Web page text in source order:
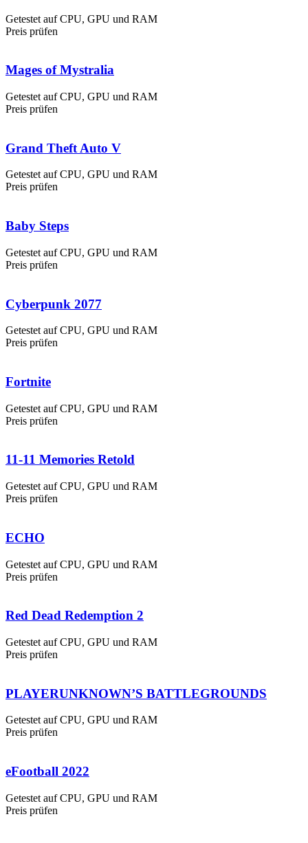
Getestet auf CPU, GPU und RAM
Preis prüfen
Mages of Mystralia
Getestet auf CPU, GPU und RAM
Preis prüfen
Grand Theft Auto V
Getestet auf CPU, GPU und RAM
Preis prüfen
Baby Steps
Getestet auf CPU, GPU und RAM
Preis prüfen
Cyberpunk 2077
Getestet auf CPU, GPU und RAM
Preis prüfen
Fortnite
Getestet auf CPU, GPU und RAM
Preis prüfen
11-11 Memories Retold
Getestet auf CPU, GPU und RAM
Preis prüfen
ECHO
Getestet auf CPU, GPU und RAM
Preis prüfen
Red Dead Redemption 2
Getestet auf CPU, GPU und RAM
Preis prüfen
PLAYERUNKNOWN’S BATTLEGROUNDS
Getestet auf CPU, GPU und RAM
Preis prüfen
eFootball 2022
Getestet auf CPU, GPU und RAM
Preis prüfen